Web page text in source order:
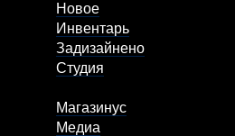
Новое
Инвентарь
Задизайнено
Студия
Магазинус
Медиа